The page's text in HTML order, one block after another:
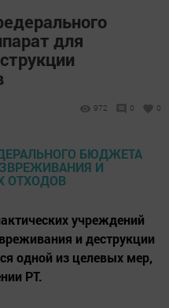
для
972 0 0
учреждений
и деструкции
одной из целевых мер,
РТ.